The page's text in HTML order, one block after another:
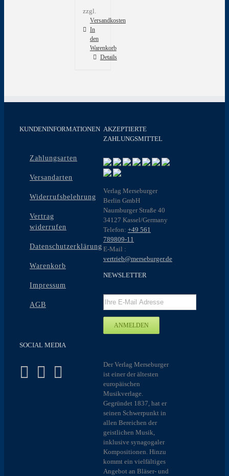
zzgl.
Versandkosten
In
den
Warenkorb
Details
KUNDENINFORMATIONEN
Zahlungsarten
Versandarten
Widerrufsbelehrung
Vertrag
widerrufen
Datenschutzerklärung
Warenkorb
Impressum
AGB
SOCIAL MEDIA
AKZEPTIERTE
ZAHLUNGSMITTEL
Verlag Merseburger
Berlin GmbH
Naumburger Straße 40
34127 Kassel/Germany
Telefon: +49 561
789809-11
E-Mail :
vertrieb@merseburger.de
NEWSLETTER
Der Verlag Merseburger
ist einer der ältesten
europäischen
Musikverlage.
Gegründet 1837, hat er
seinen Schwerpunkt in
allen Bereichen der
geistlichen Musik,
inklusive synagogaler
Kompositionen. Hinzu
kommt ein vielfältiges
Angebot an Bläser- und